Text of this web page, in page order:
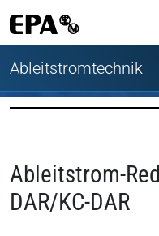
Ableitstromtechnik
Ableitstrom-
DAR/KC-DAR